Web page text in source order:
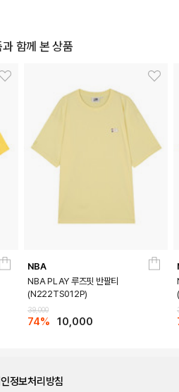
과 함께 본 상품
NBA
NBA PLAY 루즈핏 반팔티
(N222TS012P)
39,000
74% 10,000
정보처리방침